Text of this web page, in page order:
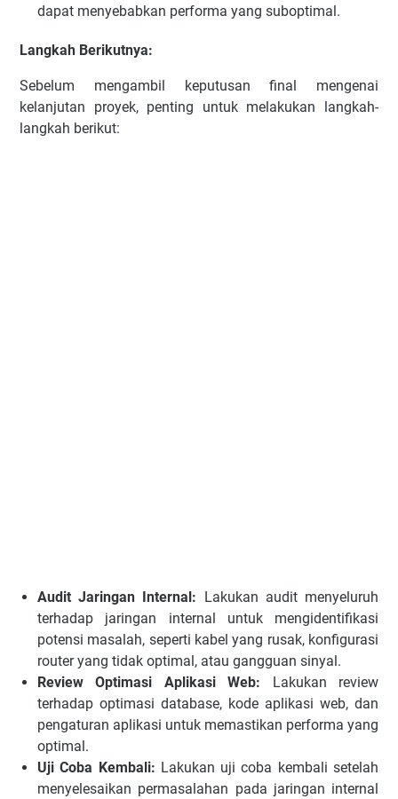
dapat menyebabkan performa yang suboptimal.
Langkah Berikutnya:
Sebelum mengambil keputusan final mengenai
kelanjutan proyek, penting untuk melakukan langkah-
langkah berikut:
Audit Jaringan Internal: Lakukan audit menyeluruh
terhadap jaringan internal untuk mengidentifikasi
potensi masalah, seperti kabel yang rusak, konfigurasi
router yang tidak optimal, atau gangguan sinyal.
Review Optimasi Aplikasi Web: Lakukan review
terhadap optimasi database, kode aplikasi web, dan
pengaturan aplikasi untuk memastikan performa yang
optimal.
Uji Coba Kembali: Lakukan uji coba kembali setelah
menyelesaikan permasalahan pada jaringan internal